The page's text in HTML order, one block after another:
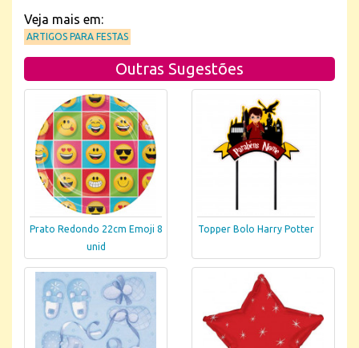
Veja mais em:
ARTIGOS PARA FESTAS
Outras Sugestões
Prato Redondo 22cm Emoji 8
unid
Topper Bolo Harry Potter